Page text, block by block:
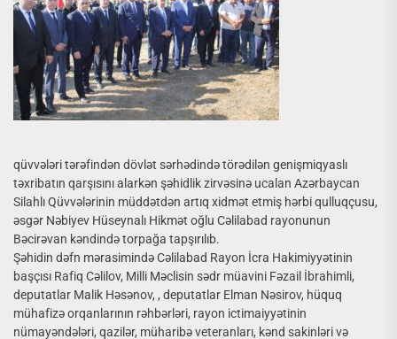
qüvvələri tərəfindən dövlət sərhədində törədilən genişmiqyaslı
təxribatın qarşısını alarkən şəhidlik zirvəsinə ucalan Azərbaycan
Silahlı Qüvvələrinin müddətdən artıq xidmət etmiş hərbi qulluqçusu,
əsgər Nəbiyev Hüseynalı Hikmət oğlu Cəlilabad rayonunun
Bəcirəvan kəndində torpağa tapşırılıb.
Şəhidin dəfn mərasimində Cəlilabad Rayon İcra Hakimiyyətinin
başçısı Rafiq Cəlilov, Milli Məclisin sədr müavini Fəzail İbrahimli,
deputatlar Malik Həsənov, , deputatlar Elman Nəsirov, hüquq
mühafizə orqanlarının rəhbərləri, rayon ictimaiyyətinin
nümayəndələri, qazilər, müharibə veteranları, kənd sakinləri və